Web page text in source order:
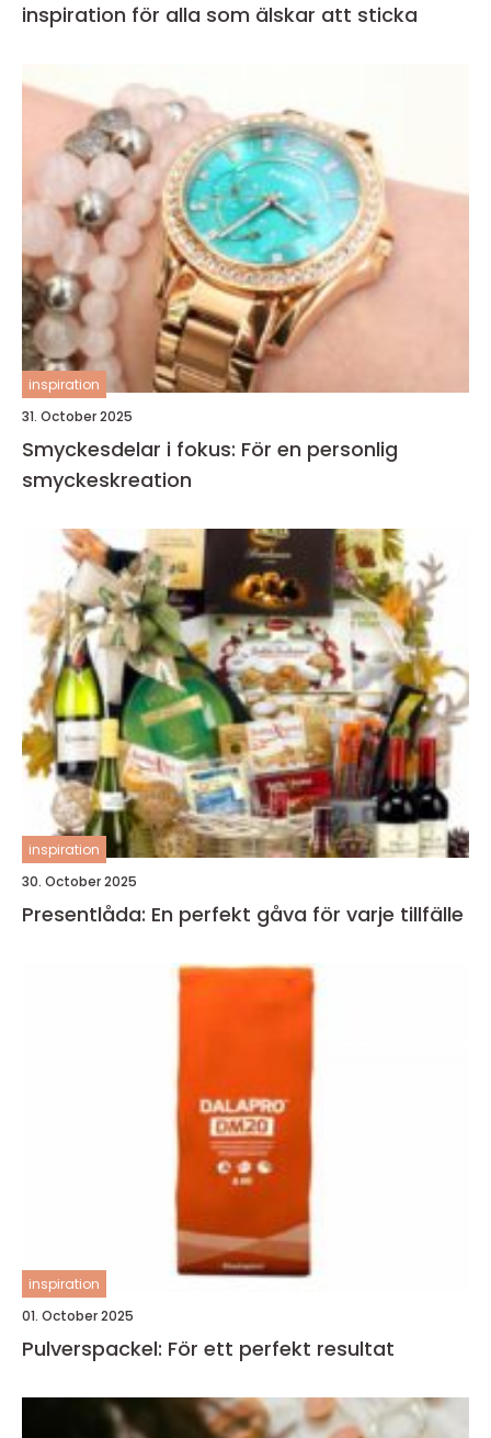
inspiration för alla som älskar att sticka
inspiration
31. October 2025
Smyckesdelar i fokus: För en personlig
smyckeskreation
inspiration
30. October 2025
Presentlåda: En perfekt gåva för varje tillfälle
inspiration
01. October 2025
Pulverspackel: För ett perfekt resultat